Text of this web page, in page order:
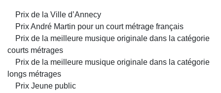
Prix de la Ville d’Annecy
Prix André Martin pour un court métrage français
Prix de la meilleure musique originale dans la catégorie
courts métrages
Prix de la meilleure musique originale dans la catégorie
longs métrages
Prix Jeune public